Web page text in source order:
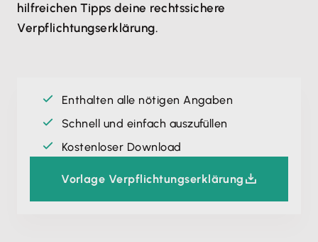
hilfreichen Tipps deine rechtssichere
Verpflichtungserklärung.
Enthalten alle nötigen Angaben
Schnell und einfach auszufüllen
Kostenloser Download
Vorlage Verpflichtungserklärung